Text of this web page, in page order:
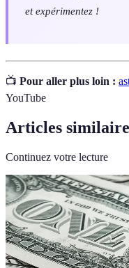
et expérimentez !
📺 Pour aller plus loin :
YouTube
Articles
Continuez votre lecture